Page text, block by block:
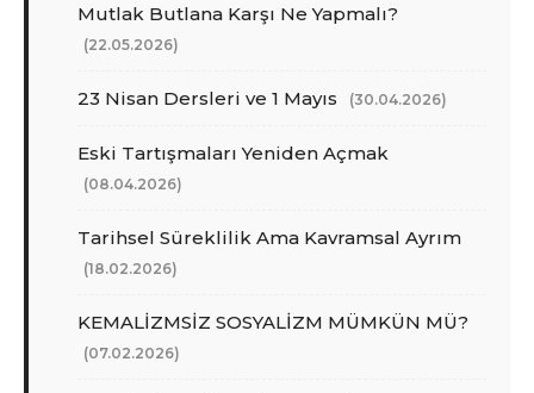
Mutlak Butlana Karşı Ne Yapmalı?
(22.05.2026)
23 Nisan Dersleri ve 1 Mayıs (30.04.2026)
Eski Tartışmaları Yeniden Açmak
(08.04.2026)
Tarihsel Süreklilik Ama Kavramsal Ayrım
(18.02.2026)
KEMALİZMSİZ SOSYALİZM MÜMKÜN MÜ?
(07.02.2026)